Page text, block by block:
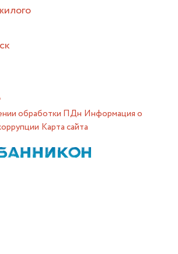
обработки ПДн Информация о
Карта сайта